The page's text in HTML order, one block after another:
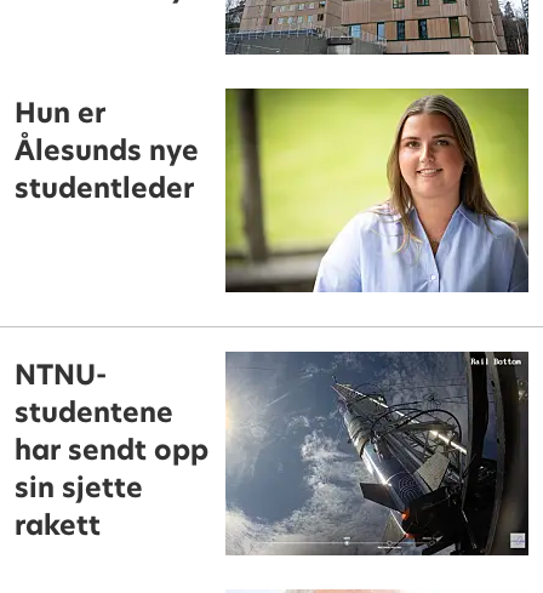
Hun er
Ålesunds nye
studentleder
NTNU-
studentene
har sendt opp
sin sjette
rakett